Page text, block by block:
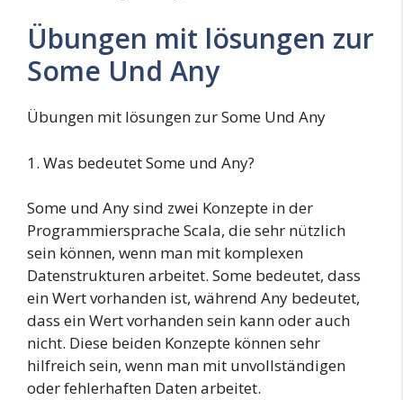
Übungen mit lösungen zur
Some Und Any
Übungen mit lösungen zur Some Und Any
1. Was bedeutet Some und Any?
Some und Any sind zwei Konzepte in der
Programmiersprache Scala, die sehr nützlich
sein können, wenn man mit komplexen
Datenstrukturen arbeitet. Some bedeutet, dass
ein Wert vorhanden ist, während Any bedeutet,
dass ein Wert vorhanden sein kann oder auch
nicht. Diese beiden Konzepte können sehr
hilfreich sein, wenn man mit unvollständigen
oder fehlerhaften Daten arbeitet.